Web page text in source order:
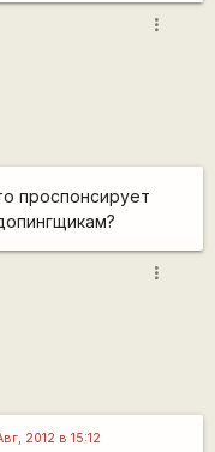
more_vert
проспонсирует
more_vert
2012 в 15:12